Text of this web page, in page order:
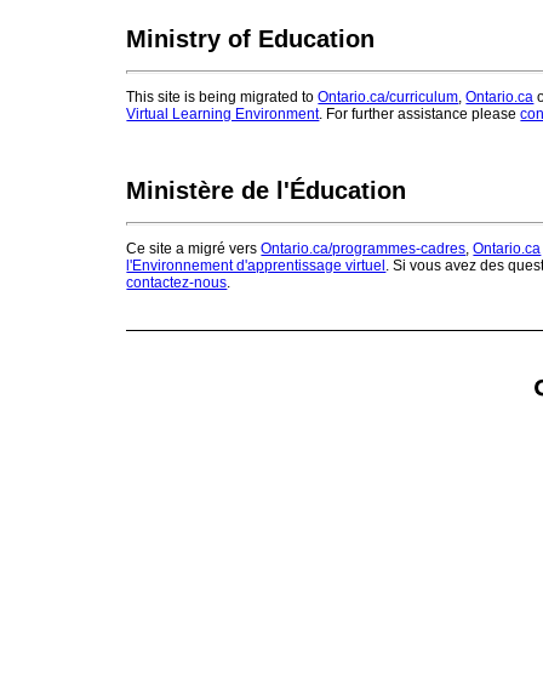
Ministry of Education
This site is being migrated toOntario.ca/curriculum ,Ontario.ca
Virtual Learning Environment. For further assistance please
Ministère de l'Éducation
Ce site a migré versOntario.ca/programmes-cadres ,Ontario.ca
l'Environnement d'apprentissage virtuel . Si vous avez des
contactez-nous